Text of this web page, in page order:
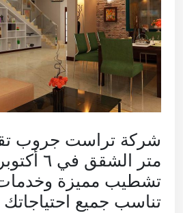
شركة تراست جروب
متر
تشطيب مميزة وخدمات
تناسب جميع احتياجاتك